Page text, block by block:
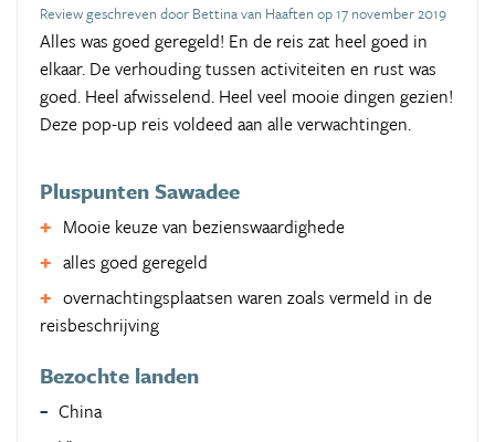
Review geschreven door Bettina van Haaften op 17 november 2019
Alles was goed geregeld! En de reis zat heel goed in
elkaar. De verhouding tussen activiteiten en rust was
goed. Heel afwisselend. Heel veel mooie dingen gezien!
Deze pop-up reis voldeed aan alle verwachtingen.
Pluspunten Sawadee
Mooie keuze van bezienswaardighede
alles goed geregeld
overnachtingsplaatsen waren zoals vermeld in de
reisbeschrijving
Bezochte landen
China